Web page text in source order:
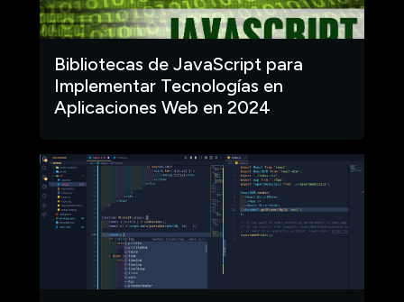
Bibliotecas de JavaScript para
Implementar Tecnologías en
Aplicaciones Web en 2024